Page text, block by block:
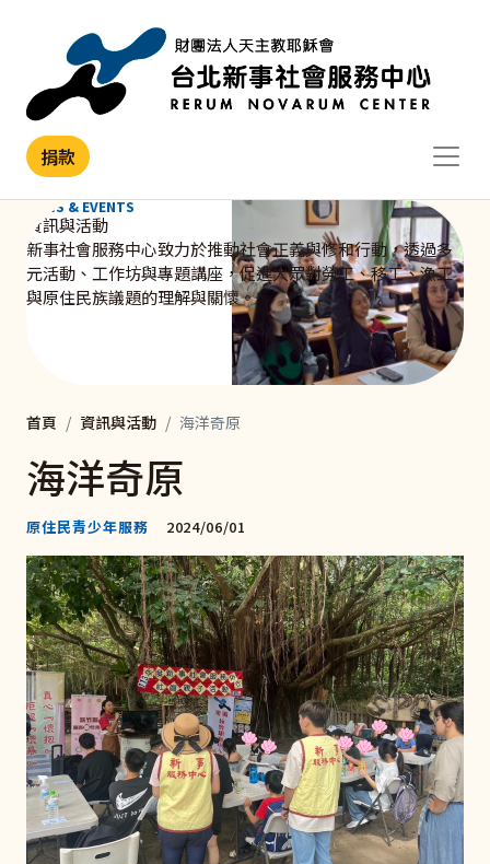
捐款
NEWS & EVENTS
資訊與活動
新事社會服務中心致力於推動社會正義與修和行動，透過多
元活動、工作坊與專題講座，促進大眾對勞工、移工、漁工
與原住民族議題的理解與關懷。
首頁 資訊與活動 海洋奇原
海洋奇原
原住民青少年服務 2024/06/01